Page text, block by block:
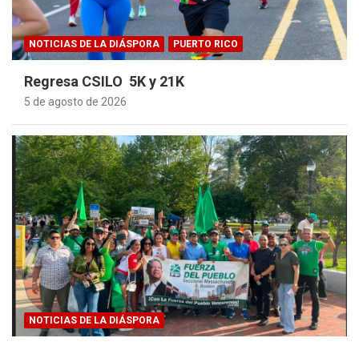
NOTICIAS DE LA DIÁSPORA PUERTO RICO
Regresa CSILO 5K y 21K
5 de agosto de 2026
NOTICIAS DE LA DIÁSPORA